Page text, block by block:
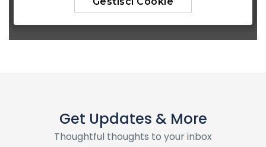
Get Updates & More
Thoughtful thoughts to your inbox